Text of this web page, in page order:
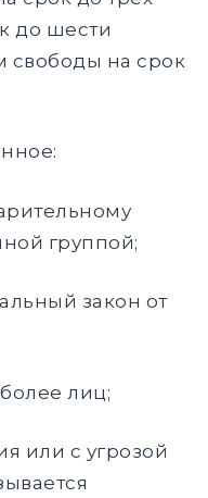
до шести
на срок
группой;
закон от
лиц;
или с угрозой